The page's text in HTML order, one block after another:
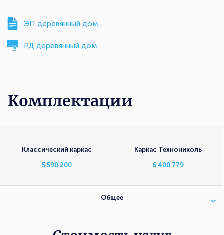
ЭП деревянный дом
РД деревянный дом
Комплектации
Классический каркас
5 590 200
Каркас Технониколь
6 400 779
Общее